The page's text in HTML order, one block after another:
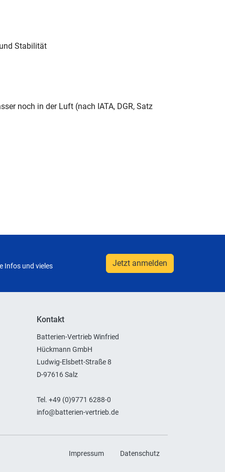
Stabilität
noch in der Luft (nach IATA, DGR, Satz
Infos und vieles
Jetzt anmelden
Kontakt
Batterien-Vertrieb Winfried
Hückmann GmbH
Ludwig-Elsbett-Straße 8
D-97616 Salz
Tel. +49 (0)9771 6288-0
info@batterien-vertrieb.de
Impressum Datenschutz